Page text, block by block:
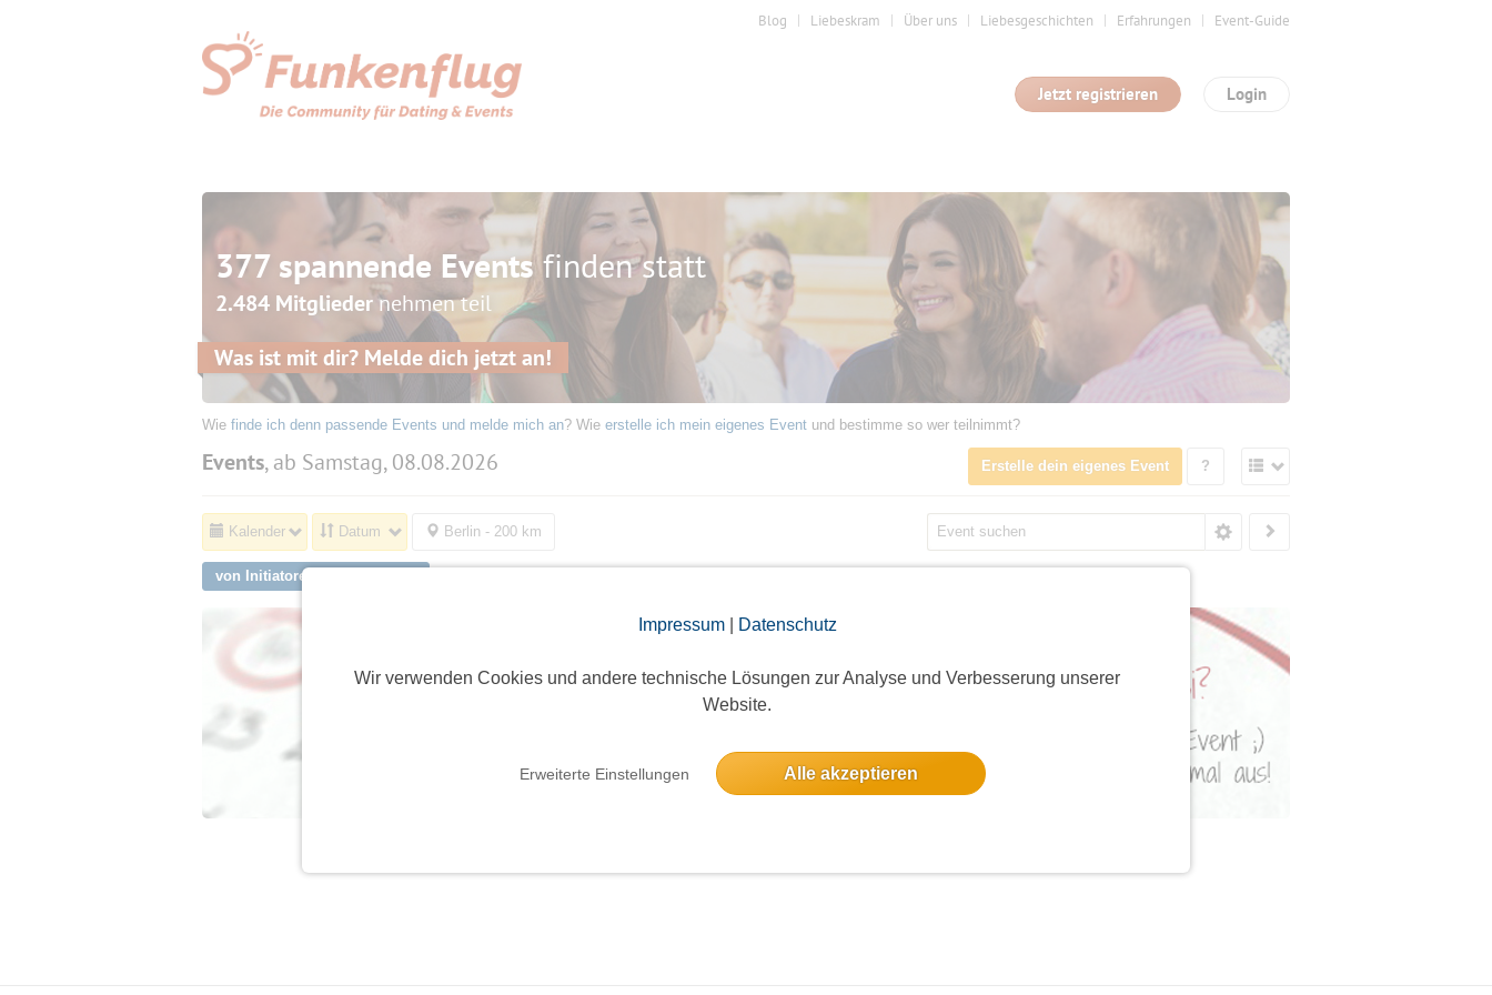
Impressum| Datenschutz
Wir verwenden Cookies und andere technische Lösungen zur Analyse und Verbesserung unserer
Website.
Erweiterte Einstellungen Alle akzeptieren
Blog Liebeskram Über uns Liebesgeschichten Erfahrungen Event-Guide
Login
Jetzt registrieren
377 spannende Eventsfinden statt
2.484 Mitgliedernehmen teil
Was ist mit dir? Melde dich jetzt an!
Wie finde ich denn passende Events und melde mich an? Wie erstelle ich mein eigenes Event und bestimme so wer teilnimmt?
Events, ab Samstag, 08.08.2026 Erstelle dein eigenes Event ?
Kalender Datum Berlin - 200 km
von Initiatoren aus Ellerau